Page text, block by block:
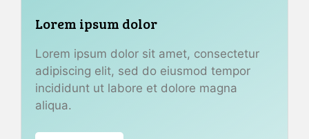
Lorem ipsum dolor
Lorem ipsum dolor sit amet, consectetur
adipiscing elit, sed do eiusmod tempor
incididunt ut labore et dolore magna
aliqua.